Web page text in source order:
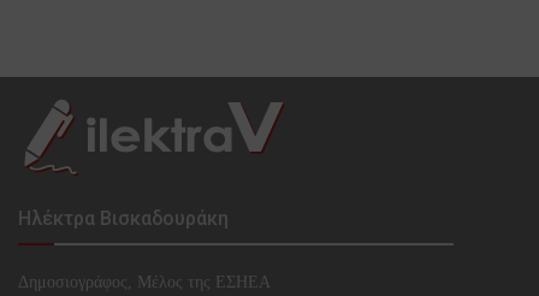
Ηλέκτρα Βισκαδουράκη
Δημοσιογράφος, Μέλος της ΕΣHΕΑ